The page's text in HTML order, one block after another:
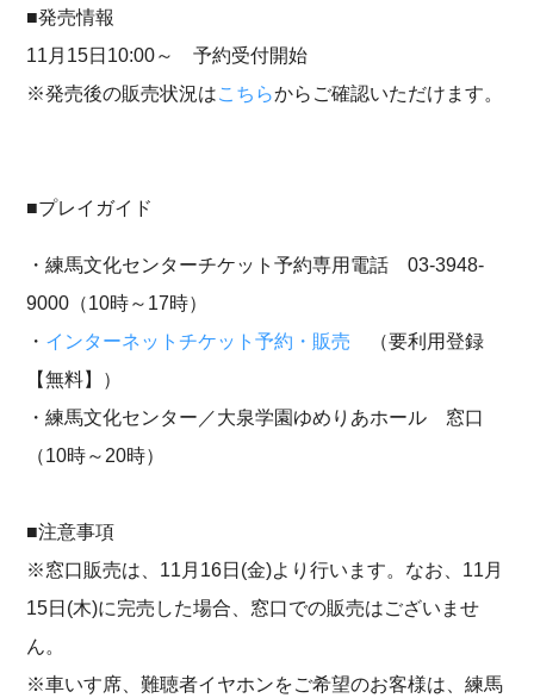
■発売情報
11月15日10:00～ 予約受付開始
※発売後の販売状況はこちらからご確認いただけます。
■プレイガイド
・練馬文化センターチケット予約専用電話 03-3948-
9000（10時～17時）
・ インターネットチケット予約・販売 （要利用登録
【無料】）​​​​
・練馬文化センター／大泉学園ゆめりあホール 窓口
（10時～20時）
■注意事項
※窓口販売は、11月16日(金)より行います。なお、11月
15日(木)に完売した場合、窓口での販売はございませ
ん。
※車いす席、難聴者イヤホンをご希望のお客様は、練馬